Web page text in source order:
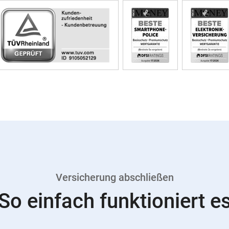
Versicherung abschließen
einfach funktioniert